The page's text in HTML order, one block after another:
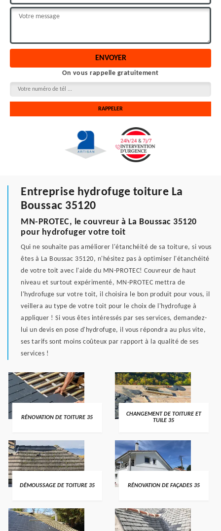
On vous rappelle gratuitement
Entreprise hydrofuge toiture La
Boussac 35120
MN-PROTEC, le couvreur à La Boussac 35120
pour hydrofuger votre toit
Qui ne souhaite pas améliorer l'étanchéité de sa toiture, si vous
êtes à La Boussac 35120, n'hésitez pas à optimiser l'étanchéité
de votre toit avec l'aide du MN-PROTEC! Couvreur de haut
niveau et surtout expérimenté, MN-PROTEC mettra de
l'hydrofuge sur votre toit, il choisira le bon produit pour vous, il
veillera au type de votre toit pour le choix de l'hydrofuge à
appliquer ! Si vous êtes intéressés par ses services, demandez-
lui un devis en pose d'hydrofuge, il vous répondra au plus vite,
ses tarifs sont moins coûteux par rapport à la qualité de ses
services !
RÉNOVATION DE TOITURE 35
CHANGEMENT DE TOITURE ET
TUILE 35
DÉMOUSSAGE DE TOITURE 35 RÉNOVATION DE FAÇADES 35